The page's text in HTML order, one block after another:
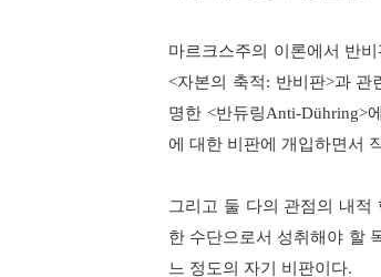
마르크스주의 이론에서 반
<자본의 축적: 반비판>과 관
명한<반듀링Anti-Dühring>
에 대한 비판에 개입하면서
그리고 둘 다의 관점의 내적
한 수단으로서 성취해야 할
느 정도의 자기 비판이다.